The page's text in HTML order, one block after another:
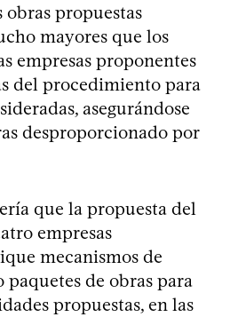
obras propuestas
mayores que los
empresas proponentes
del procedimiento para
asegurándose
desproporcionado por
que la propuesta del
empresas
mecanismos de
de obras para
propuestas, en las